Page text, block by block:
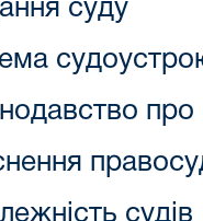
суду
про
судів